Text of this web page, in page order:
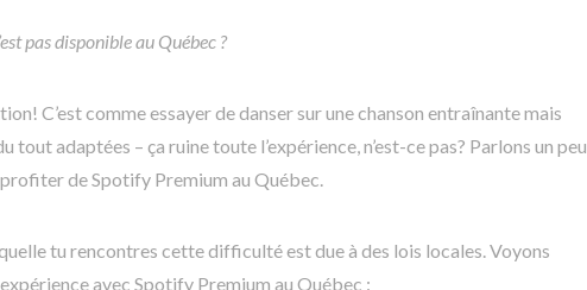
pas disponible au Québec ?
C’est comme essayer de danser sur une chanson entraînante mais
tout adaptées – ça ruine toute l’expérience, n’est-ce pas? Parlons un peu
de Spotify Premium au Québec.
tu rencontres cette difficulté est due à des lois locales. Voyons
avec Spotify Premium au Québec :